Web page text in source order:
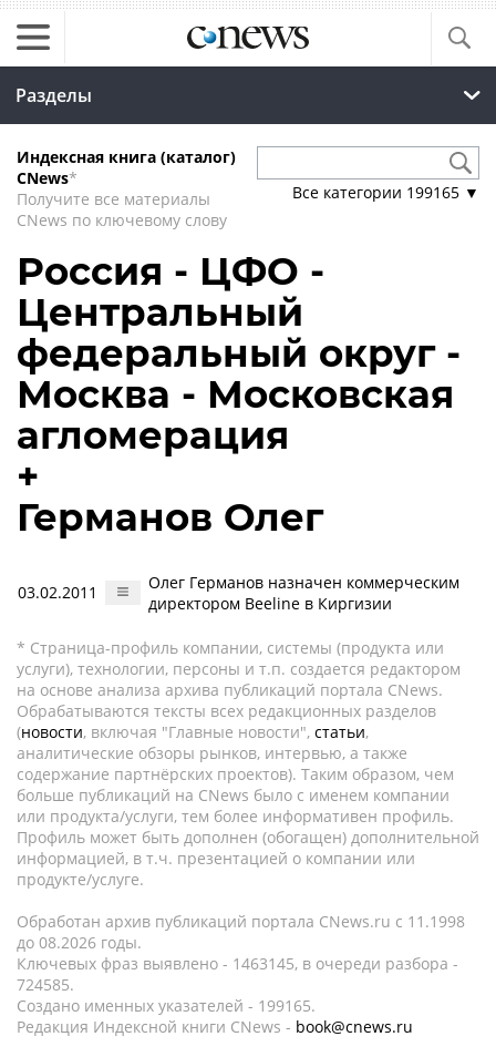
Разделы
Индексная книга (каталог)
CNews*
Получите все материалы
CNews по ключевому слову
Все категории 199165 ▼
Россия - ЦФО -
Центральный
федеральный округ -
Москва - Московская
агломерация
+
Германов Олег
03.02.2011
Олег Германов назначен коммерческим
директором Beeline в Киргизии
* Страница-профиль компании, системы (продукта или
услуги), технологии, персоны и т.п. создается редактором
на основе анализа архива публикаций портала CNews.
Обрабатываются тексты всех редакционных разделов
(новости, включая "Главные новости", статьи,
аналитические обзоры рынков, интервью, а также
содержание партнёрских проектов). Таким образом, чем
больше публикаций на CNews было с именем компании
или продукта/услуги, тем более информативен профиль.
Профиль может быть дополнен (обогащен) дополнительной
информацией, в т.ч. презентацией о компании или
продукте/услуге.
Обработан архив публикаций портала CNews.ru c 11.1998
до 08.2026 годы.
Ключевых фраз выявлено - 1463145, в очереди разбора -
724585.
Создано именных указателей - 199165.
Редакция Индексной книги CNews - book@cnews.ru